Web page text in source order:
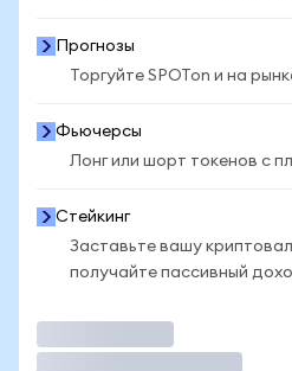
Прогнозы
Торгуйте SPOTon и на
Фьючерсы
Лонг или шорт токенов с
Стейкинг
Заставьте вашу
получайте пассивный